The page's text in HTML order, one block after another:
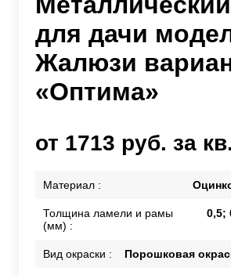
для дачи
Жалюзи
«Оптима»
от 1713 руб. за
Материал :
Толщина ламели и рамы
(мм) :
0,5;
Вид окраски : Порошковая